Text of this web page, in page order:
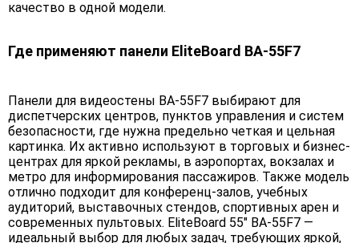
качество в одной модели.
Где применяют панели EliteBoard BA-55F7
Панели для видеостены BA-55F7 выбирают для
диспетчерских центров, пунктов управления и систем
безопасности, где нужна предельно четкая и цельная
картинка. Их активно используют в торговых и бизнес-
центрах для яркой рекламы, в аэропортах, вокзалах и
метро для информирования пассажиров. Также модель
отлично подходит для конференц-залов, учебных
аудиторий, выставочных стендов, спортивных арен и
современных пультовых. EliteBoard 55" BA-55F7 —
идеальный выбор для любых задач, требующих яркой,